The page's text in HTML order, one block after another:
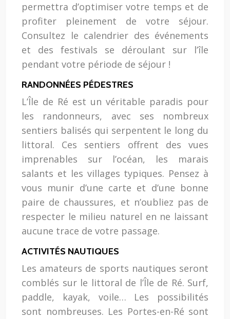
permettra d’optimiser votre temps et de
profiter pleinement de votre séjour.
Consultez le calendrier des événements
et des festivals se déroulant sur l’île
pendant votre période de séjour !
RANDONNÉES PÉDESTRES
L’Île de Ré est un véritable paradis pour
les randonneurs, avec ses nombreux
sentiers balisés qui serpentent le long du
littoral. Ces sentiers offrent des vues
imprenables sur l’océan, les marais
salants et les villages typiques. Pensez à
vous munir d’une carte et d’une bonne
paire de chaussures, et n’oubliez pas de
respecter le milieu naturel en ne laissant
aucune trace de votre passage.
ACTIVITÉS NAUTIQUES
Les amateurs de sports nautiques seront
comblés sur le littoral de l’Île de Ré. Surf,
paddle, kayak, voile… Les possibilités
sont nombreuses. Les Portes-en-Ré sont